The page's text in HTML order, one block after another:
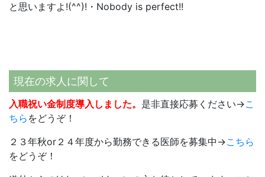
と思いますよ!(^^)!・Nobody is perfect!!
現在の求人に関して
入職祝い金制度導入しました。 是非直接応募ください→こ
ちら をどうぞ！
２３年秋or２４年度から勤務できる医師を募集中→こちら
をどうぞ！